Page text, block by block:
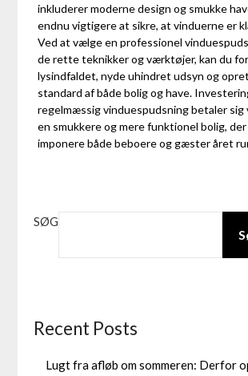
inkluderer moderne design og smukke
endnu vigtigere at sikre, at vinduerne er
Ved at vælge en professionel
de rette teknikker og værktøjer, kan du
lysindfaldet, nyde uhindret udsyn og
standard af både bolig og have.
regelmæssig vinduespudsning betaler sig
en smukkere og mere funktionel bolig,
imponere både beboere og gæster året
SØG
Recent Posts
Lugt fra afløb om sommeren: Derfor